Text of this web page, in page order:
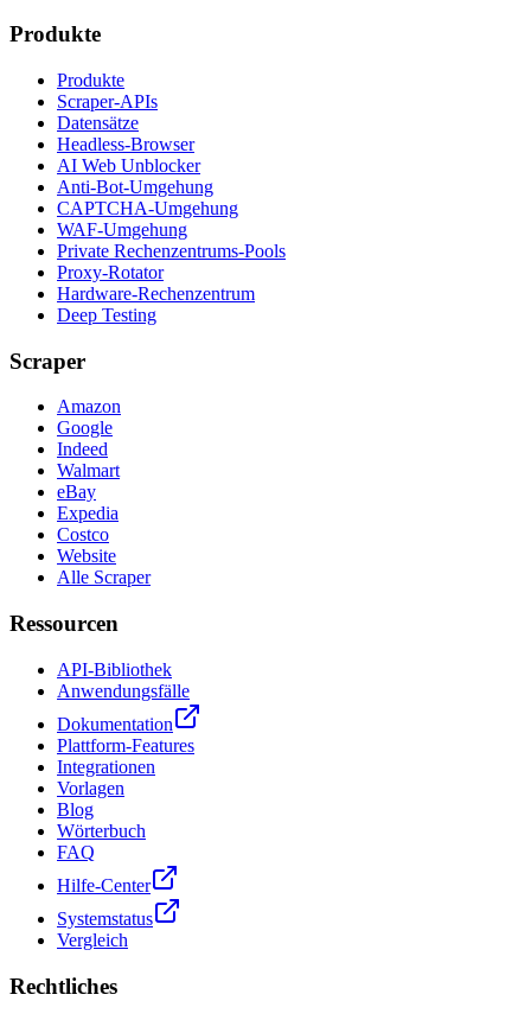
Produkte
Produkte
Scraper-APIs
Datensätze
Headless-Browser
AI Web Unblocker
Anti-Bot-Umgehung
CAPTCHA-Umgehung
WAF-Umgehung
Private Rechenzentrums-Pools
Proxy-Rotator
Hardware-Rechenzentrum
Deep Testing
Scraper
Amazon
Google
Indeed
Walmart
eBay
Expedia
Costco
Website
Alle Scraper
Ressourcen
API-Bibliothek
Anwendungsfälle
Dokumentation
Plattform-Features
Integrationen
Vorlagen
Blog
Wörterbuch
FAQ
Hilfe-Center
Systemstatus
Vergleich
Rechtliches